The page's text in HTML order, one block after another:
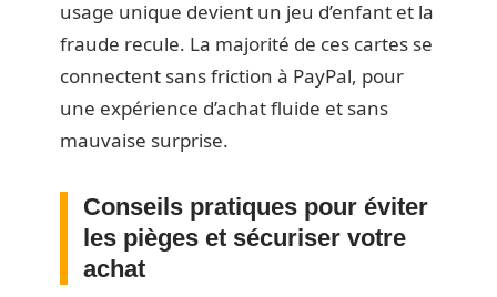
usage unique devient un jeu d’enfant et la
fraude recule. La majorité de ces cartes se
connectent sans friction à PayPal, pour
une expérience d’achat fluide et sans
mauvaise surprise.
Conseils pratiques pour éviter
les pièges et sécuriser votre
achat